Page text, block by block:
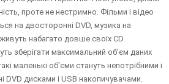
проте не нестримно. Фільми і відео
на двосторонні DVD, музика на
набагато довше своїх CD
зберігати максимальний об'єм даних
маленькі об'єми стануть непотрібними і
DVD дисками і USB накопичувачами.